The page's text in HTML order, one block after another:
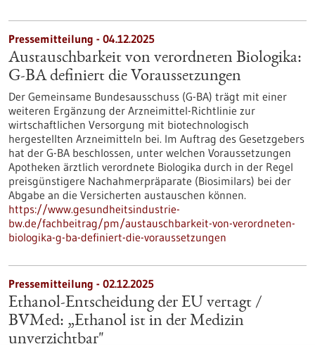
Pressemitteilung - 04.12.2025
Austauschbarkeit von verordneten Biologika:
G-BA definiert die Voraussetzungen
Der Gemeinsame Bundesausschuss (G-BA) trägt mit einer
weiteren Ergänzung der Arzneimittel-Richtlinie zur
wirtschaftlichen Versorgung mit biotechnologisch
hergestellten Arzneimitteln bei. Im Auftrag des Gesetzgebers
hat der G-BA beschlossen, unter welchen Voraussetzungen
Apotheken ärztlich verordnete Biologika durch in der Regel
preisgünstigere Nachahmerpräparate (Biosimilars) bei der
Abgabe an die Versicherten austauschen können.
https://www.gesundheitsindustrie-
bw.de/fachbeitrag/pm/austauschbarkeit-von-verordneten-
biologika-g-ba-definiert-die-voraussetzungen
Pressemitteilung - 02.12.2025
Ethanol-Entscheidung der EU vertagt /
BVMed: „Ethanol ist in der Medizin
unverzichtbar"